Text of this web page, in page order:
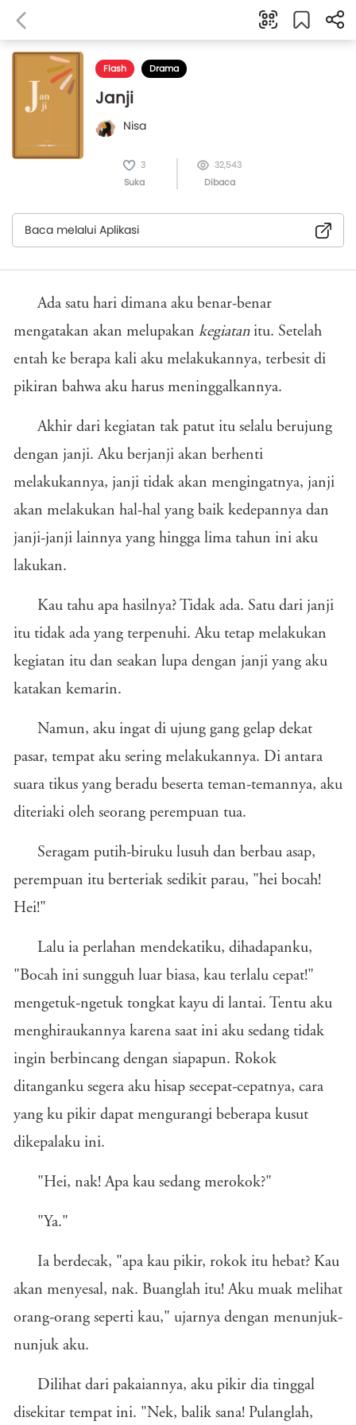
Flash Drama
Janji
Nisa
3
Suka
32,543
Dibaca
Baca melalui Aplikasi
Ada satu hari dimana aku benar-benar
mengatakan akan melupakan kegiatanitu. Setelah
entah ke berapa kali aku melakukannya, terbesit di
pikiran bahwa aku harus meninggalkannya.
Akhir dari kegiatan tak patut itu selalu berujung
dengan janji. Aku berjanji akan berhenti
melakukannya, janji tidak akan mengingatnya, janji
akan melakukan hal-hal yang baik kedepannya dan
janji-janji lainnya yang hingga lima tahun ini aku
lakukan.
Kau tahu apa hasilnya? Tidak ada. Satu dari janji
itu tidak ada yang terpenuhi. Aku tetap melakukan
kegiatan itu dan seakan lupa dengan janji yang aku
katakan kemarin.
Namun, aku ingat di ujung gang gelap dekat
pasar, tempat aku sering melakukannya. Di antara
suara tikus yang beradu beserta teman-temannya, aku
diteriaki oleh seorang perempuan tua.
Seragam putih-biruku lusuh dan berbau asap,
perempuan itu berteriak sedikit parau, "hei bocah!
Hei!"
Lalu ia perlahan mendekatiku, dihadapanku,
"Bocah ini sungguh luar biasa, kau terlalu cepat!"
mengetuk-ngetuk tongkat kayu di lantai. Tentu aku
menghiraukannya karena saat ini aku sedang tidak
ingin berbincang dengan siapapun. Rokok
ditanganku segera aku hisap secepat-cepatnya, cara
yang ku pikir dapat mengurangi beberapa kusut
dikepalaku ini.
"Hei, nak! Apa kau sedang merokok?"
"Ya."
Ia berdecak, "apa kau pikir, rokok itu hebat? Kau
akan menyesal, nak. Buanglah itu! Aku muak melihat
orang-orang seperti kau," ujarnya dengan menunjuk-
nunjuk aku.
Dilihat dari pakaiannya, aku pikir dia tinggal
disekitar tempat ini. "Nek, balik sana! Pulanglah,